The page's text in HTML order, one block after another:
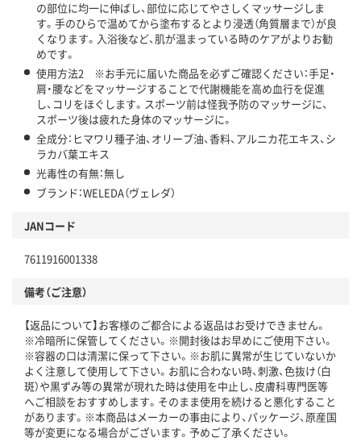
の部位に均一に伸ばし、部位に応じてやさしくマッサージしま
す。手のひらで温めてから塗布するとより浸透（角質層まで）が良
くなります。入浴後など、肌が温まっている時のケアがよりお勧
めです。
使用方法2 ※お手元に届いた商品を必ずご確認ください：手足・
肩・腰などをマッサージすることで代謝機能を高め血行を促進
し、コリをほぐします。スポーツ前は怪我予防のマッサージに、
スポーツ後は疲れた身体のマッサージに。
全成分：ヒマワリ種子油、オリーブ油、香料、アルニカ花エキス、シ
ラカバ葉エキス
光毒性の有無：無し
ブランド：WELEDA（ヴェレダ）
JANコード
7611916001338
備考（ご注意）
【返品について】お客様のご都合による返品はお受けできません。
※冷暗所に保管してください。※開封後はお早めにご使用下さい。
※容器の口は清潔に保って下さい。※お肌に異常が生じていないか
よく注意して使用して下さい。お肌に合わない時、刺激、色抜け（白
斑）や黒ずみ等の異常が現れた時は使用を中止し、皮膚科専門医等
へご相談をおすすめします。そのまま使用を続けると悪化すること
があります。※本商品はメーカーの事由により、パッケージ、原産国
等が変更になる場合がございます。予めご了承ください。